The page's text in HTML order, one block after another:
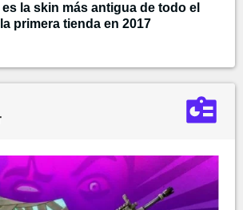
la skin más antigua de todo el
primera tienda en 2017